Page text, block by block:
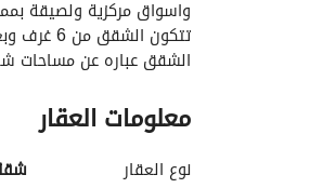
واسواق مركزية ولصيقة
تتكون الشقق من 6 غرف وبعضها 7 غرف و4 دورات مياه ومطبخ وغرفة غسيل
الشقق عباره عن
معلومات العقار
نوع العقار